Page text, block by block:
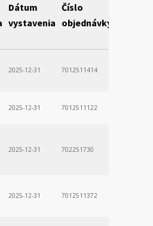
Dátum
vystavenia
Číslo
objednávky
2025-12-31 7012511414
2025-12-31 7012511122
2025-12-31 702251730
2025-12-31 7012511372